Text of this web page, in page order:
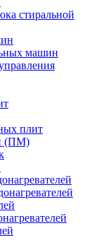
стиральной
машин
плит
(ПМ)